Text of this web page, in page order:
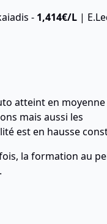
- 1,414€/L |
atteint en
mais aussi les
est en hausse
la formation au